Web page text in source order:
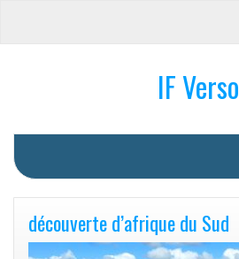
IF Verso
découverte d’afrique du Sud